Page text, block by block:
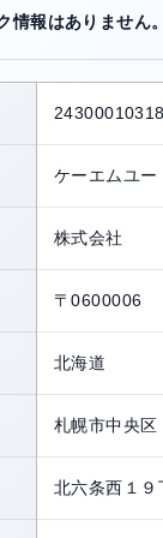
情報はありません。
ケーエムユー
株式会社
〒0600006
北海道
札幌市中央区
北六条西１９